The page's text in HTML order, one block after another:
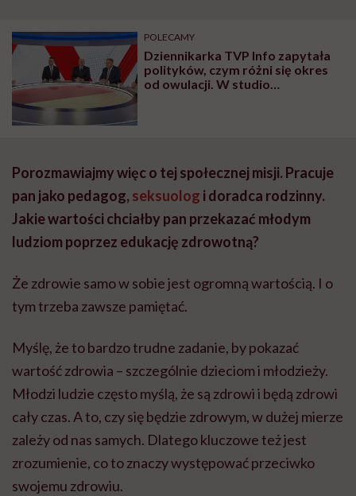
POLECAMY
Dziennikarka TVP Info zapytała
polityków, czym różni się okres
od owulacji. W studio
Porozmawiajmy więc o tej społecznej misji. Pracuje
pan jako pedagog, seksuolog i doradca rodzinny.
Jakie wartości chciałby pan przekazać młodym
ludziom poprzez edukację zdrowotną?
Że zdrowie samo w sobie jest ogromną wartością. I o
tym trzeba zawsze pamiętać.
Myślę, że to bardzo trudne zadanie, by pokazać
wartość zdrowia – szczególnie dzieciom i młodzieży.
Młodzi ludzie często myślą, że są zdrowi i będą zdrowi
cały czas. A to, czy się będzie zdrowym, w dużej mierze
zależy od nas samych. Dlatego kluczowe też jest
zrozumienie, co to znaczy występować przeciwko
swojemu zdrowiu.